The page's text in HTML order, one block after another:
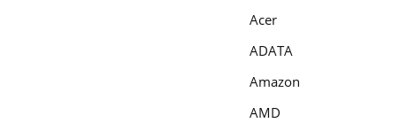
Acer
ADATA
Amazon
AMD